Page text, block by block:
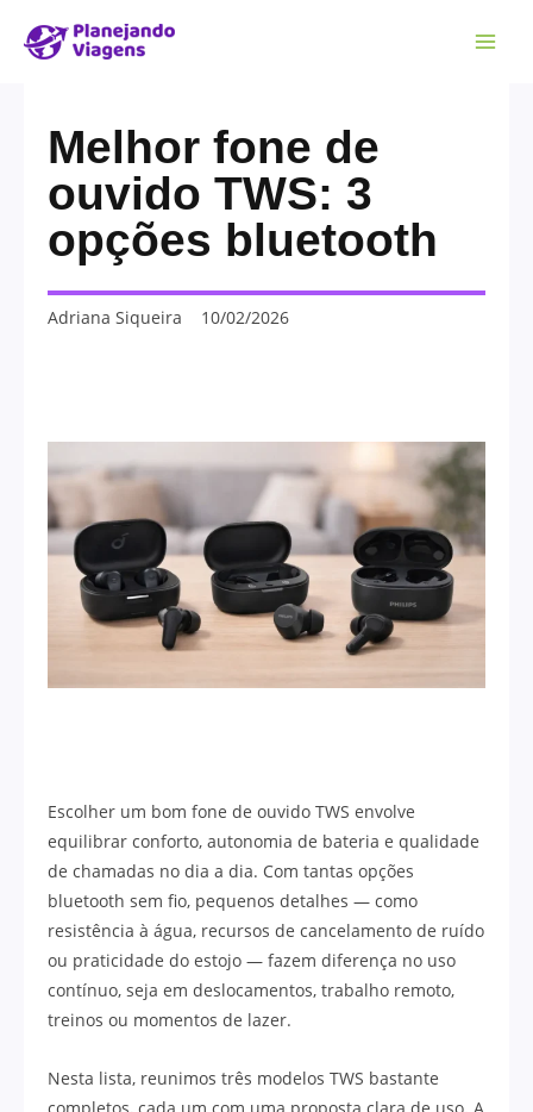
Melhor fone de
ouvido TWS: 3
opções bluetooth
Adriana Siqueira 10/02/2026
Escolher um bom fone de ouvido TWS envolve
equilibrar conforto, autonomia de bateria e qualidade
de chamadas no dia a dia. Com tantas opções
bluetooth sem fio, pequenos detalhes — como
resistência à água, recursos de cancelamento de ruído
ou praticidade do estojo — fazem diferença no uso
contínuo, seja em deslocamentos, trabalho remoto,
treinos ou momentos de lazer.
Nesta lista, reunimos três modelos TWS bastante